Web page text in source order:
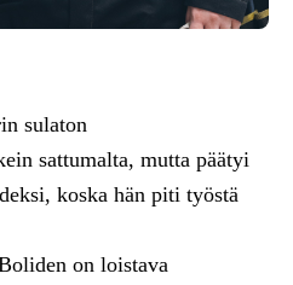
sulaton
sattumalta, mutta päätyi
koska hän piti työstä
on loistava